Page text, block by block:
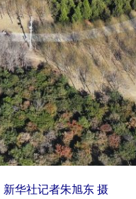
新华社记者朱旭东 摄